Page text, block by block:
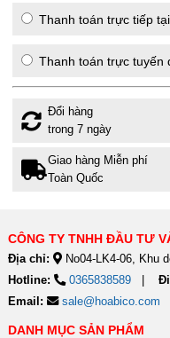
Thanh toán trực tiếp
Thanh toán trực tuyến
Đổi hàng
trong 7 ngày
Giao hàng Miễn phí
Toàn Quốc
CÔNG TY TNHH ĐẦU TƯ
Địa chỉ:
No04-LK4-06, Khu
Hotline:
0365838589
Email:
sale@hoabico.com
DANH MỤC SẢN PHẨM